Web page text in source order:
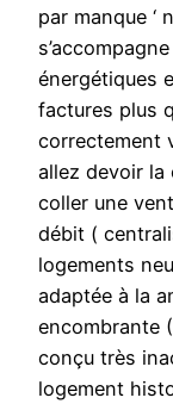
par manque ‘
énergétiques
factures plus
correctement
allez devoir la
coller une
débit (
logements
adaptée à la
encombrante
conçu très
logement